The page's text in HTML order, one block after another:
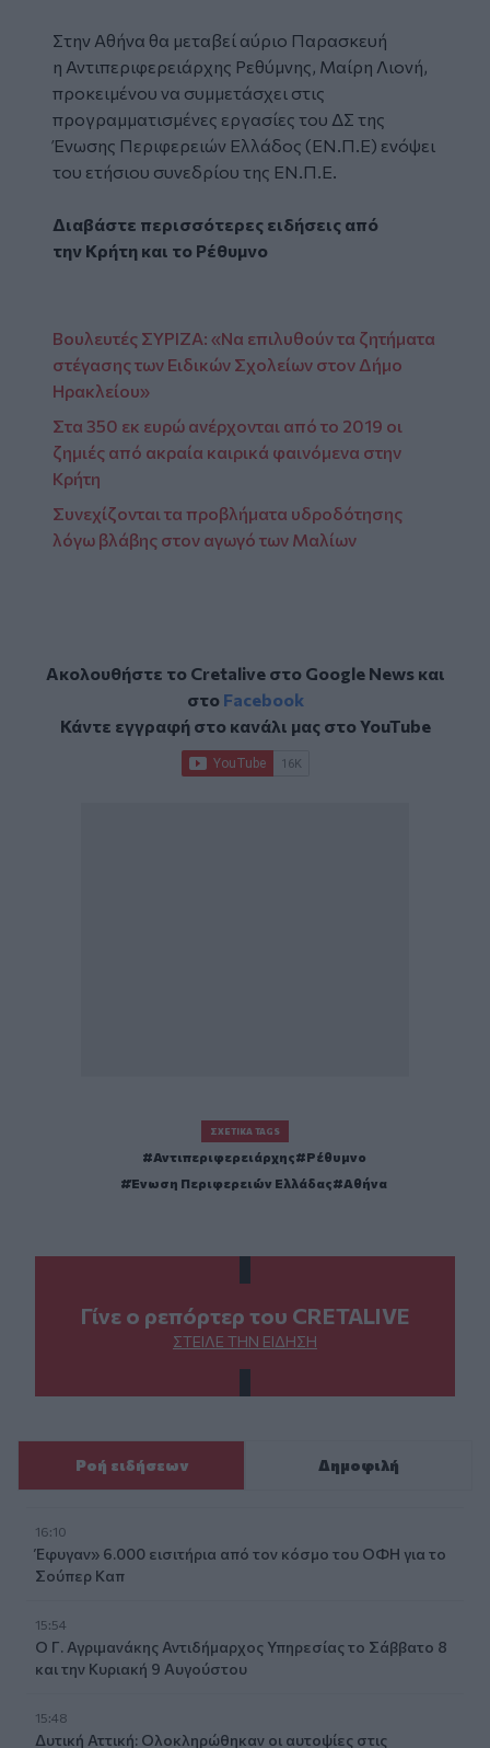
Στην Αθήνα θα μεταβεί αύριο Παρασκευή
η Αντιπεριφερειάρχης Ρεθύμνης, Μαίρη Λιονή,
προκειμένου να συμμετάσχει στις
προγραμματισμένες εργασίες του ΔΣ της
Ένωσης Περιφερειών Ελλάδος (ΕΝ.Π.Ε) ενόψει
του ετήσιου συνεδρίου της ΕΝ.Π.Ε.
Διαβάστε περισσότερες ειδήσεις από
την Κρήτη και το Ρέθυμνο
Βουλευτές ΣΥΡΙΖΑ: «Να επιλυθούν τα ζητήματα
στέγασης των Ειδικών Σχολείων στον Δήμο
Ηρακλείου»
Στα 350 εκ ευρώ ανέρχονται από το 2019 οι
ζημιές από ακραία καιρικά φαινόμενα στην
Κρήτη
Συνεχίζονται τα προβλήματα υδροδότησης
λόγω βλάβης στον αγωγό των Μαλίων
Ακολουθήστε το Cretalive στο Google Newsκαι
στο Facebook
Κάντε εγγραφή στο κανάλι μας στοYouTube
ΣΧΕΤΙΚΆ TAGS
Αντιπεριφερειάρχης
Ρέθυμνο
Ένωση Περιφερειών Ελλάδας
Αθήνα
Γίνε ο ρεπόρτερ του CRETALIVE
ΣΤΕΊΛΕ ΤΗΝ ΕΊΔΗΣΗ
Ροή ειδήσεων Δημοφιλή
16:10
Έφυγαν» 6.000 εισιτήρια από τον κόσμο του ΟΦΗ για το
Σούπερ Καπ
15:54
Ο Γ. Αγριμανάκης Αντιδήμαρχος Υπηρεσίας το Σάββατο 8
και την Κυριακή 9 Αυγούστου
15:48
Δυτική Αττική: Ολοκληρώθηκαν οι αυτοψίες στις